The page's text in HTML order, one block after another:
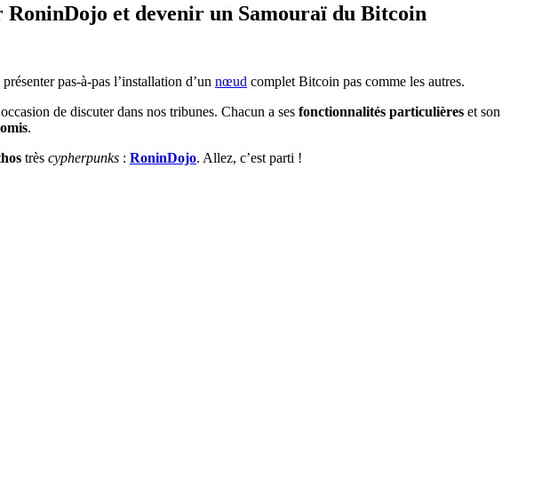
et devenir un Samouraï du Bitcoin
pas-à-pas l’installation d’un nœud complet Bitcoin pas comme les autres.
de discuter dans nos tribunes. Chacun a ses fonctionnalités particulières et son
.
très cypherpunks : RoninDojo. Allez, c’est parti !